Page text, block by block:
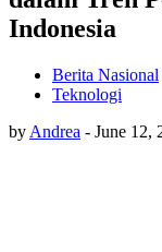
Indonesia
Berita Nasional
Teknologi
by Andrea - June 12,